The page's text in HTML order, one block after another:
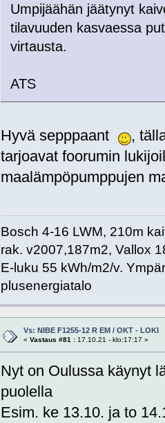
Umpijäähän jäätynyt
tilavuuden kasvaessa
virtausta.
ATS
Hyvä sepppaant
,
tarjoavat foorumin
maalämpöpumppujen
Bosch 4-16 LWM, 210m
rak. v2007,187m2, Vallox
E-luku 55 kWh/m2/v.
plusenergiatalo
Vs: NIBE F1255-12 R EM / OKT - LOKI
« Vastaus #81 :17.10.21 - klo:17:17 »
Nyt on Oulussa käynyt
puolella
Esim. ke 13.10. ja to